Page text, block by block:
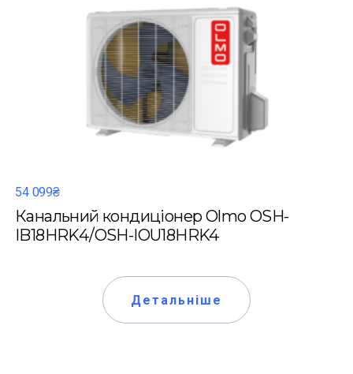
54 099₴
Канальний кондиціонер Olmo OSH-
IB18HRK4/OSH-IOU18HRK4
Детальніше